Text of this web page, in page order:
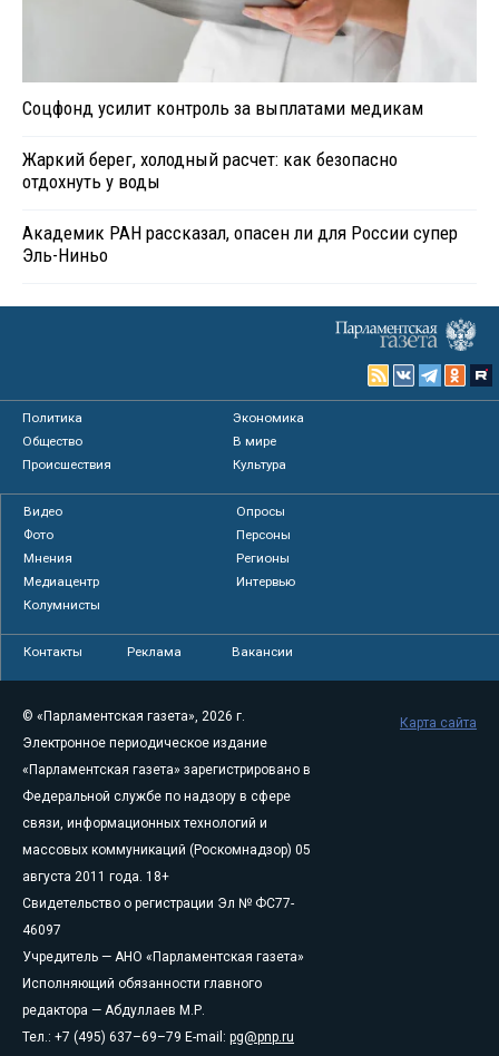
Соцфонд усилит контроль за выплатами медикам
Жаркий берег, холодный расчет: как безопасно
отдохнуть у воды
Академик РАН рассказал, опасен ли для России супер
Эль-Ниньо
Политика
Экономика
Общество
В мире
Происшествия
Культура
Видео
Опросы
Фото
Персоны
Мнения
Регионы
Медиацентр
Интервью
Колумнисты
Контакты Реклама Вакансии
© «Парламентская газета», 2026 г.
Электронное периодическое издание
«Парламентская газета» зарегистрировано в
Федеральной службе по надзору в сфере
связи, информационных технологий и
массовых коммуникаций (Роскомнадзор) 05
августа 2011 года. 18+
Свидетельство о регистрации Эл № ФС77-
46097
Учредитель — АНО «Парламентская газета»
Исполняющий обязанности главного
редактора — Абдуллаев М.Р.
Тел.: +7 (495) 637–69–79 E-mail: pg@pnp.ru
Карта сайта